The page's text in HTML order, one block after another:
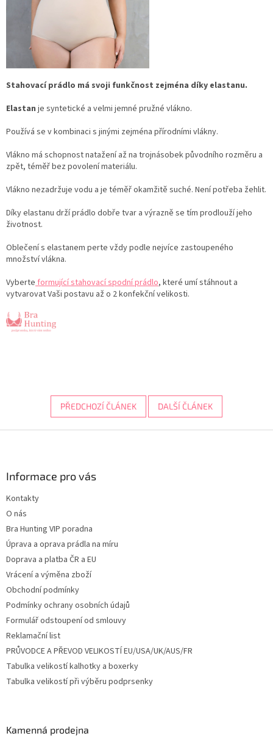
Stahovací prádlo má svoji funkčnost zejména díky elastanu.
Elastan je syntetické a velmi jemné pružné vlákno.
Používá se v kombinaci s jinými zejména přírodními vlákny.
Vlákno má schopnost natažení až na trojnásobek původního rozměru a
zpět, téměř bez povolení materiálu.
Vlákno nezadržuje vodu a je téměř okamžitě suché. Není potřeba žehlit.
Díky elastanu drží prádlo dobře tvar a výrazně se tím prodlouží jeho
životnost.
Oblečení s elastanem perte vždy podle nejvíce zastoupeného
množství vlákna.
Vyberteformující stahovací spodní prádlo, které umí stáhnout a
vytvarovat Vaši postavu až o 2 konfekční velikosti.
PŘEDCHOZÍ ČLÁNEK DALŠÍ ČLÁNEK
Informace pro vás
Kontakty
O nás
Bra Hunting VIP poradna
Úprava a oprava prádla na míru
Doprava a platba ČR a EU
Vrácení a výměna zboží
Obchodní podmínky
Podmínky ochrany osobních údajů
Formulář odstoupení od smlouvy
Reklamační list
PRŮVODCE A PŘEVOD VELIKOSTÍ EU/USA/UK/AUS/FR
Tabulka velikostí kalhotky a boxerky
Tabulka velikostí při výběru podprsenky
Kamenná prodejna